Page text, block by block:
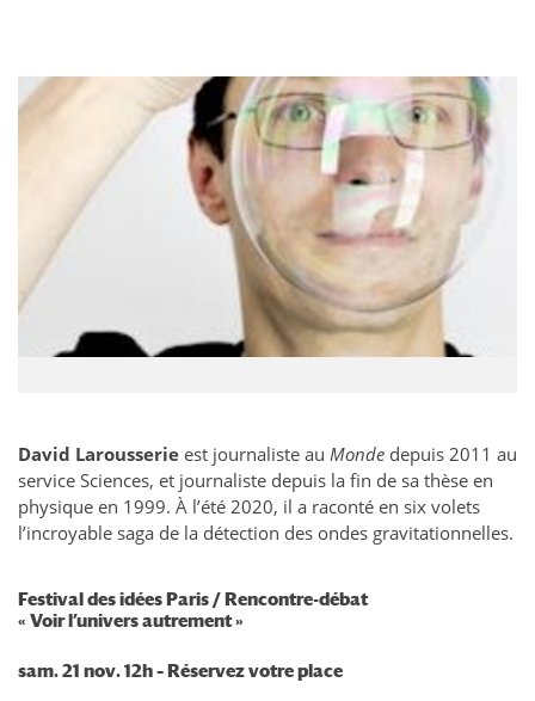
David Larousserie est journaliste au Monde depuis 2011 au
service Sciences, et journaliste depuis la fin de sa thèse en
physique en 1999. À l’été 2020, il a raconté en six volets
l’incroyable saga de la détection des ondes gravitationnelles.
Festival des idées Paris / Rencontre-débat
« Voir l’univers autrement»
sam. 21 nov. 12h –Réservez votre place